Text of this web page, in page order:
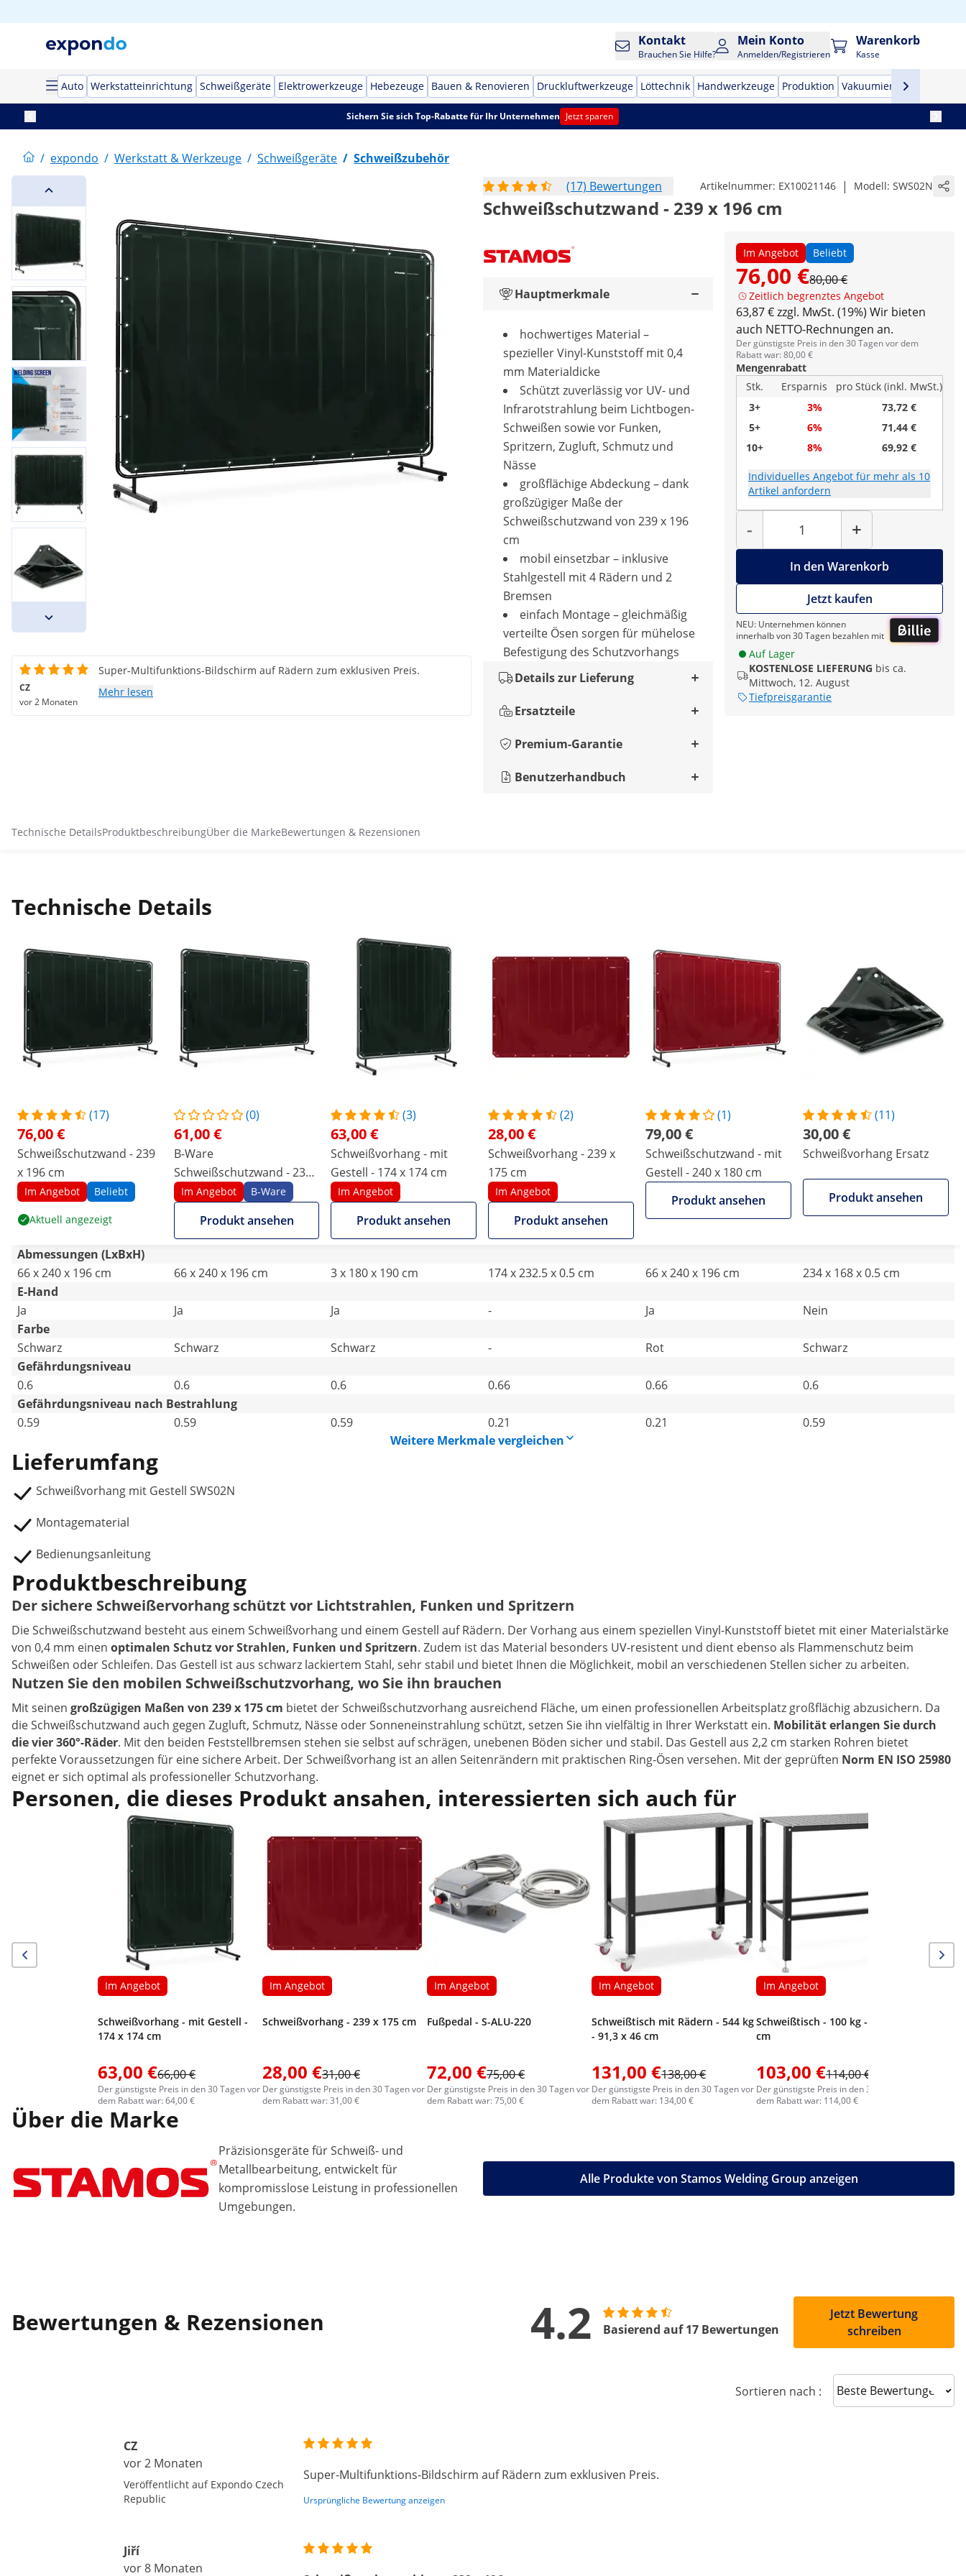
Kontakt
Brauchen Sie Hilfe?
Mein Konto
Anmelden/Registrieren
Warenkorb
Kasse
Auto Werkstatteinrichtung Schweißgeräte Elektrowerkzeuge Hebezeuge Bauen & Renovieren Druckluftwerkzeuge Löttechnik Handwerkzeuge Produktion Vakuumierer
Sichern Sie sich Top-Rabatte für Ihr Unternehmen Jetzt sparen
/ expondo / Werkstatt & Werkzeuge / Schweißgeräte / Schweißzubehör
(17) Bewertungen
Artikelnummer: EX10021146 | Modell: SWS02N
Schweißschutzwand - 239 x 196 cm
Im Angebot Beliebt
76,00 €80,00 €
Zeitlich begrenztes Angebot
63,87 € zzgl. MwSt. (19%) Wir bieten
auch NETTO-Rechnungen an.
Der günstigste Preis in den 30 Tagen vor dem
Rabatt war: 80,00 €
Mengenrabatt
Stk.
Ersparnis
pro Stück (inkl. MwSt.)
3+
3%
73,72 €
5+
6%
71,44 €
10+
8% 69,92 €
Individuelles Angebot für mehr als 10
Artikel anfordern
-
Menge
+
In den Warenkorb
Jetzt kaufen
NEU: Unternehmen können
innerhalb von 30 Tagen bezahlen mit
Auf Lager
KOSTENLOSE LIEFERUNG bis ca.
Mittwoch, 12. August
Tiefpreisgarantie
Hauptmerkmale
hochwertiges Material –
spezieller Vinyl-Kunststoff mit 0,4
mm Materialdicke
Schützt zuverlässig vor UV- und
Infrarotstrahlung beim Lichtbogen-
Schweißen sowie vor Funken,
Spritzern, Zugluft, Schmutz und
Nässe
großflächige Abdeckung – dank
großzügiger Maße der
Schweißschutzwand von 239 x 196
cm
mobil einsetzbar – inklusive
Stahlgestell mit 4 Rädern und 2
Bremsen
einfach Montage – gleichmäßig
verteilte Ösen sorgen für mühelose
Befestigung des Schutzvorhangs
Details zur Lieferung
Ersatzteile
Premium-Garantie
Benutzerhandbuch
CZ
vor 2 Monaten
Super-Multifunktions-Bildschirm auf Rädern zum exklusiven Preis.
Mehr lesen
Technische DetailsProduktbeschreibungÜber die MarkeBewertungen & Rezensionen
Technische Details
(17)
76,00 €
Schweißschutzwand - 239
x 196 cm
Im Angebot Beliebt
Aktuell angezeigt
(0)
61,00 €
B-Ware
Schweißschutzwand - 239
x 196 cm
Im Angebot B-Ware
Produkt ansehen
(3)
63,00 €
Schweißvorhang - mit
Gestell - 174 x 174 cm
Im Angebot
Produkt ansehen
(2)
28,00 €
Schweißvorhang - 239 x
175 cm
Im Angebot
Produkt ansehen
(1)
79,00 €
Schweißschutzwand - mit
Gestell - 240 x 180 cm
Produkt ansehen
(11)
30,00 €
Schweißvorhang Ersatz
Produkt ansehen
Abmessungen (LxBxH)
66 x 240 x 196 cm
66 x 240 x 196 cm 3 x 180 x 190 cm 174 x 232.5 x 0.5 cm 66 x 240 x 196 cm
234 x 168 x 0.5 cm
E-Hand
Ja
Ja Ja - Ja
Nein
Farbe
Schwarz
Schwarz Schwarz - Rot
Schwarz
Gefährdungsniveau
0.6
0.6 0.6 0.66 0.66
0.6
Gefährdungsniveau nach Bestrahlung
0.59
0.59 0.59 0.21 0.21
0.59
Weitere Merkmale vergleichen
Lieferumfang
Schweißvorhang mit Gestell SWS02N
Montagematerial
Bedienungsanleitung
Produktbeschreibung
Der sichere Schweißervorhang schützt vor Lichtstrahlen, Funken und Spritzern
Die Schweißschutzwand besteht aus einem Schweißvorhang und einem Gestell auf Rädern. Der Vorhang aus einem speziellen Vinyl-Kunststoff bietet mit einer Materialstärke
von 0,4 mm einen optimalen Schutz vor Strahlen, Funken und Spritzern. Zudem ist das Material besonders UV-resistent und dient ebenso als Flammenschutz beim
Schweißen oder Schleifen. Das Gestell ist aus schwarz lackiertem Stahl, sehr stabil und bietet Ihnen die Möglichkeit, mobil an verschiedenen Stellen sicher zu arbeiten.
Nutzen Sie den mobilen Schweißschutzvorhang, wo Sie ihn brauchen
Mit seinen großzügigen Maßen von 239 x 175 cm bietet der Schweißschutzvorhang ausreichend Fläche, um einen professionellen Arbeitsplatz großflächig abzusichern. Da
die Schweißschutzwand auch gegen Zugluft, Schmutz, Nässe oder Sonneneinstrahlung schützt, setzen Sie ihn vielfältig in Ihrer Werkstatt ein. Mobilität erlangen Sie durch
die vier 360°-Räder. Mit den beiden Feststellbremsen stehen sie selbst auf schrägen, unebenen Böden sicher und stabil. Das Gestell aus 2,2 cm starken Rohren bietet
perfekte Voraussetzungen für eine sichere Arbeit. Der Schweißvorhang ist an allen Seitenrändern mit praktischen Ring-Ösen versehen. Mit der geprüften Norm EN ISO 25980
eignet er sich optimal als professioneller Schutzvorhang.
Personen, die dieses Produkt ansahen, interessierten sich auch für
Im Angebot
Schweißvorhang - mit Gestell -
174 x 174 cm
63,00 €66,00 €
Der günstigste Preis in den 30 Tagen vor
dem Rabatt war: 64,00 €
Im Angebot
Schweißvorhang - 239 x 175 cm
28,00 €31,00 €
Der günstigste Preis in den 30 Tagen vor
dem Rabatt war: 31,00 €
Im Angebot
Fußpedal - S-ALU-220
72,00 €75,00 €
Der günstigste Preis in den 30 Tagen vor
dem Rabatt war: 75,00 €
Im Angebot
Schweißtisch mit Rädern - 544 kg
- 91,3 x 46 cm
131,00 €138,00 €
Der günstigste Preis in den 30 Tagen vor
dem Rabatt war: 134,00 €
Im Angebot
Schweißtisch - 100 kg - 91,5 x 46
cm
103,00 €114,00 €
Der günstigste Preis in den 30 Tagen vor
dem Rabatt war: 114,00 €
Über die Marke
Präzisionsgeräte für Schweiß- und
Metallbearbeitung, entwickelt für
kompromisslose Leistung in professionellen
Umgebungen.
Alle Produkte von Stamos Welding Group anzeigen
Bewertungen & Rezensionen 4.2 Basierend auf 17 Bewertungen
Jetzt Bewertung
schreiben
Sortieren nach : Sort reviews
CZ
vor 2 Monaten
Veröffentlicht auf Expondo Czech
Republic
Super-Multifunktions-Bildschirm auf Rädern zum exklusiven Preis.
Ursprüngliche Bewertung anzeigen
Jiří
vor 8 Monaten